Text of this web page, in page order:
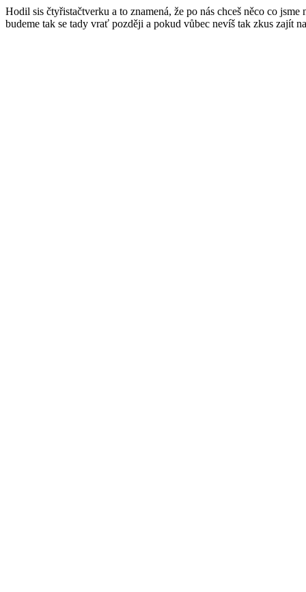
Hodil sis čtyřistačtverku a to znamená, že po nás chceš něco co
budeme tak se tady vrať později a pokud vůbec nevíš tak zkus zajít